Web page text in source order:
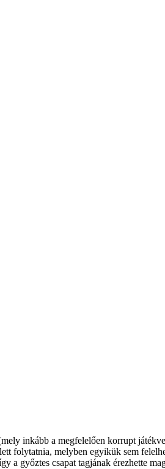
inkább a megfelelően korrupt
folytatnia, melyben egyikük sem
győztes csapat tagjának érezhette